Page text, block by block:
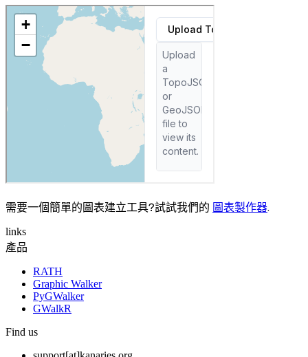
需要一個簡單的圖表建立工具？試試我們的 圖表製作器.
links
產品
RATH
Graphic Walker
PyGWalker
GWalkR
Find us